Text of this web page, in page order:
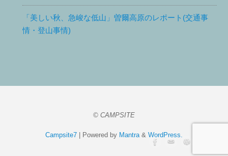
「美しい秋、急峻な低山」曽爾高原のレポート(交通事
情・登山事情)
© CAMPSITE
Campsite7 | Powered by Mantra & WordPress.